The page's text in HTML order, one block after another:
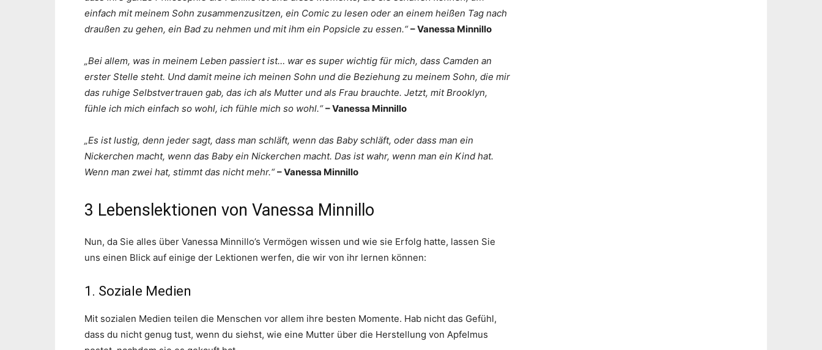
einfach mit meinem Sohn zusammenzusitzen, ein Comic zu lesen oder an einem heißen Tag nach
draußen zu gehen, ein Bad zu nehmen und mit ihm ein Popsicle zu essen.“– Vanessa Minnillo
„Bei allem, was in meinem Leben passiert ist… war es super wichtig für mich, dass Camden an
erster Stelle steht. Und damit meine ich meinen Sohn und die Beziehung zu meinem Sohn, die mir
das ruhige Selbstvertrauen gab, das ich als Mutter und als Frau brauchte. Jetzt, mit Brooklyn,
fühle ich mich einfach so wohl, ich fühle mich so wohl.“– Vanessa Minnillo
„Es ist lustig, denn jeder sagt, dass man schläft, wenn das Baby schläft, oder dass man ein
Nickerchen macht, wenn das Baby ein Nickerchen macht. Das ist wahr, wenn man ein Kind hat.
Wenn man zwei hat, stimmt das nicht mehr.“– Vanessa Minnillo
3 Lebenslektionen von Vanessa Minnillo
Nun, da Sie alles über Vanessa Minnillo’s Vermögen wissen und wie sie Erfolg hatte, lassen Sie
uns einen Blick auf einige der Lektionen werfen, die wir von ihr lernen können:
1. Soziale Medien
Mit sozialen Medien teilen die Menschen vor allem ihre besten Momente. Hab nicht das Gefühl,
dass du nicht genug tust, wenn du siehst, wie eine Mutter über die Herstellung von Apfelmus